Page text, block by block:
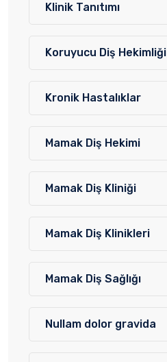
Klinik Tanıtımı
Koruyucu Diş Hekimliği
Kronik Hastalıklar
Mamak Diş Hekimi
Mamak Diş Kliniği
Mamak Diş Klinikleri
Mamak Diş Sağlığı
Nullam dolor gravida